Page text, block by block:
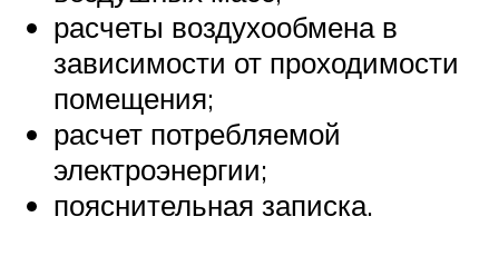
расчеты воздухообмена в
зависимости от проходимости
помещения;
расчет потребляемой
электроэнергии;
пояснительная записка.